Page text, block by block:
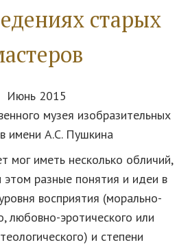
старых
Июнь 2015
музея изобразительных
имени А.С. Пушкина
иметь несколько обличий,
этом разные понятия и идеи в
восприятия (морально-
любовно-эротического или
и степени